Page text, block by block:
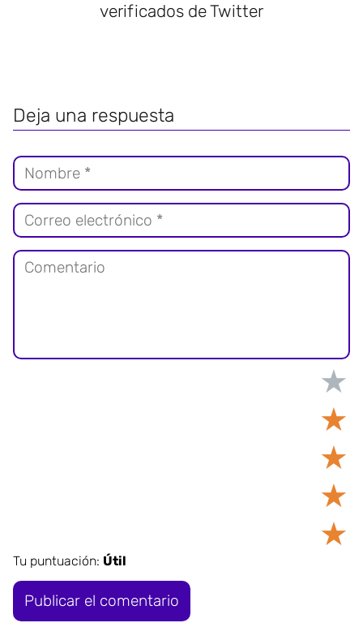
verificados de Twitter
Deja una respuesta
★
★
★
★
★
Tu puntuación: Útil